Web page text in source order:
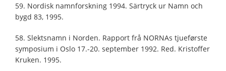
59. Nordisk namnforskning 1994. Särtryck ur Namn och
bygd 83, 1995.
58. Slektsnamn i Norden. Rapport frå NORNAs tjueførste
symposium i Oslo 17.-20. september 1992. Red. Kristoffer
Kruken. 1995.